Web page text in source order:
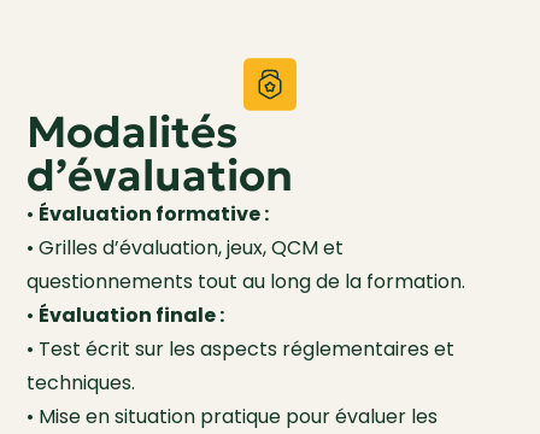
Modalités
d’évaluation
• Évaluation formative :
• Grilles d’évaluation, jeux, QCM et
questionnements tout au long de la formation.
• Évaluation finale :
• Test écrit sur les aspects réglementaires et
techniques.
• Mise en situation pratique pour évaluer les